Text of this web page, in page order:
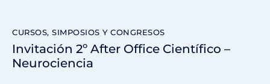
CURSOS, SIMPOSIOS Y CONGRESOS
Invitación 2º After Office Científico –
Neurociencia